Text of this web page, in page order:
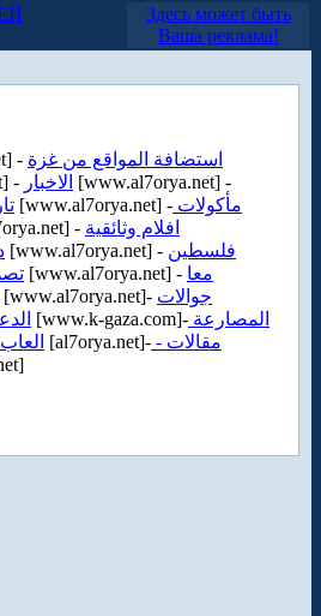
Здесь может быть
Ваша реклама!
- استضافة المواقع من غزة
- الاخبار [www.al7orya.net] -
[www.al7orya.net] -
- افلام وثائقية
[www.al7orya.net] - فلسطين
[www.al7orya.net] - معا
[www.al7orya.net]- جوالات
[www.k-gaza.com]- المصارعة
العاب 2011 [al7orya.net]-